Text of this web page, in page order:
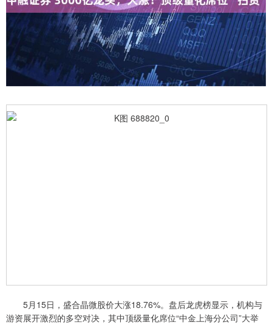
5月15日，盛合晶微股价大涨18.76%。盘后龙虎榜显示，机构与
游资展开激烈的多空对决，其中顶级量化席位“中金上海分公司”大举